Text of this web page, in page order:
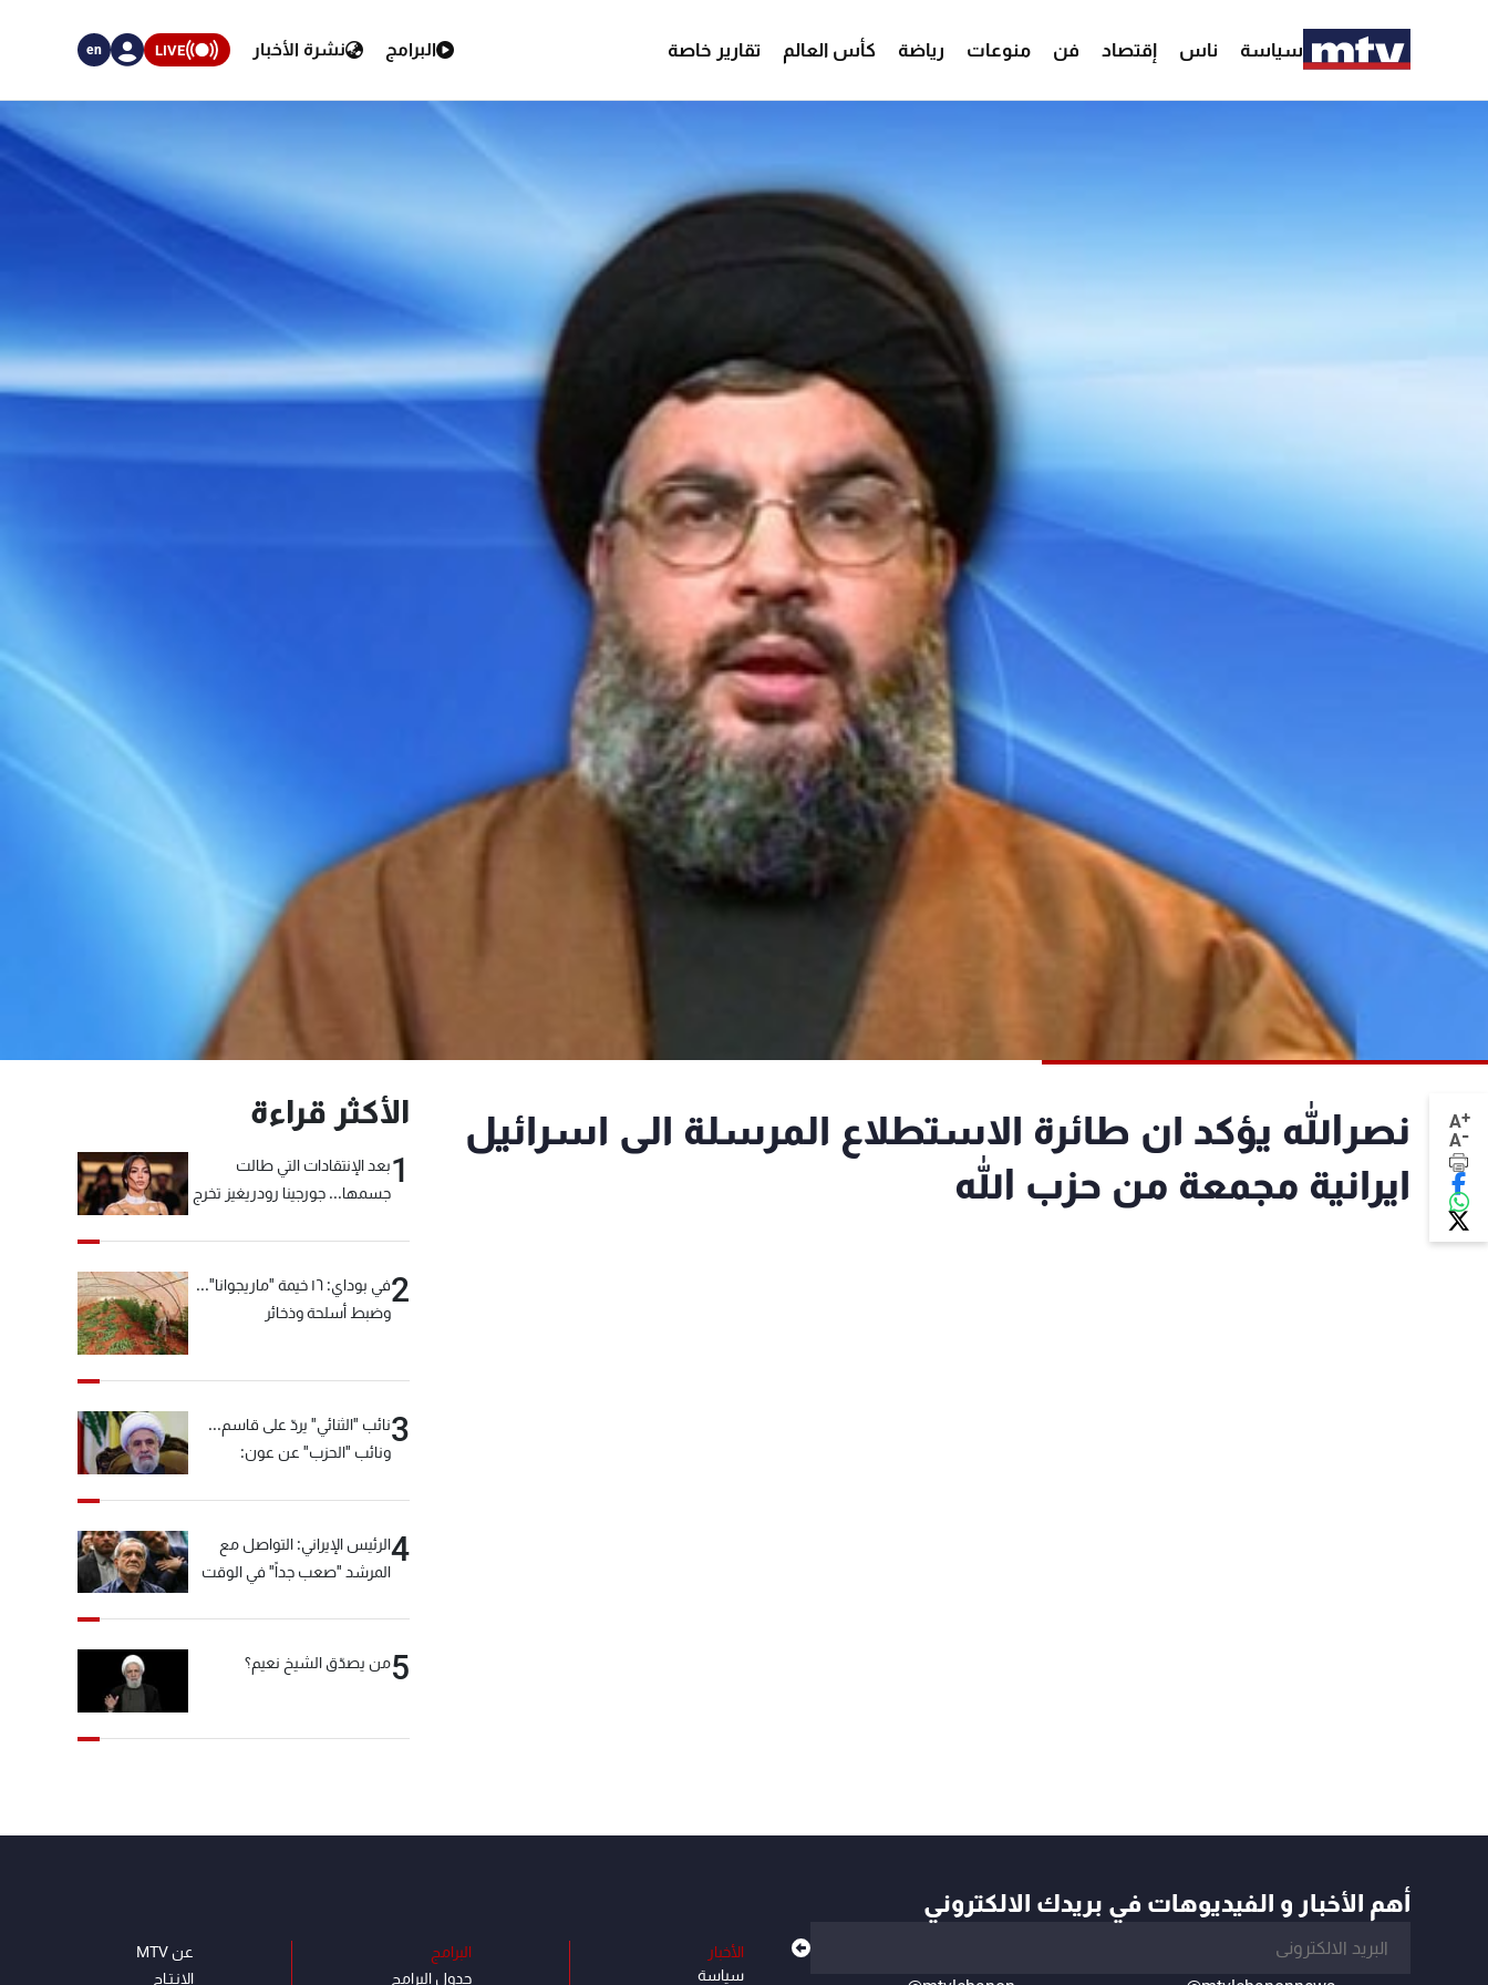
سياسة ناس إقتصاد فن منوعات رياضة كأس العالم تقارير خاصة البرامج نشرة الأخبار LIVE
en
A+
A-
نصرالله يؤكد ان طائرة الاستطلاع المرسلة الى اسرائيل
ايرانية مجمعة من حزب الله
الأكثر قراءة
1بعد الإنتقادات التي طالت
جسمها... جورجينا رودريغيز تخرج
2
في بوداي: ١٦ خيمة "ماريجوانا"...
وضبط أسلحة وذخائر
3نائب "الثنائي" يردّ على قاسم...
ونائب "الحزب" عن عون:
4الرئيس الإيراني: التواصل مع
المرشد "صعب جداً" في الوقت
5من يصدّق الشيخ نعيم؟
أهم الأخبار و الفيديوهات في بريدك الالكتروني
الأخبار
سياسة
البرامج
جدول البرامج
عن MTV
الإنـتـاج